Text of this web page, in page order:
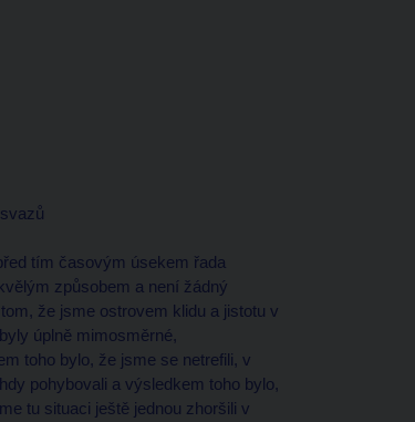
tím časovým úsekem řada
způsobem a není žádný
že jsme ostrovem klidu a jistotu v
úplně mimosměrné,
toho bylo, že jsme se netrefili, v
pohybovali a výsledkem toho bylo,
tu situaci ještě jednou zhoršili v